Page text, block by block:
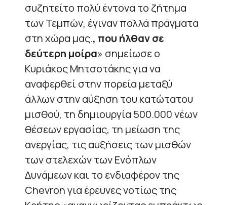
συζητείτο πολύ έντονα το ζήτημα
των Τεμπών, έγιναν πολλά πράγματα
στη χώρα μας., που ήλθαν σε
δεύτερη μοίρα» σημείωσε ο
Κυριάκος Μητσοτάκης για να
αναφερθεί στην πορεία μεταξύ
άλλων στην αύξηση του κατώτατου
μισθού, τη δημιουργία 500.000 νέων
θέσεων εργασίας, τη μείωση της
ανεργίας, τις αυξήσεις των μισθών
των στελεχών των Ενόπλων
Δυνάμεων και το ενδιαφέρον της
Chevron για έρευνες νοτίως της